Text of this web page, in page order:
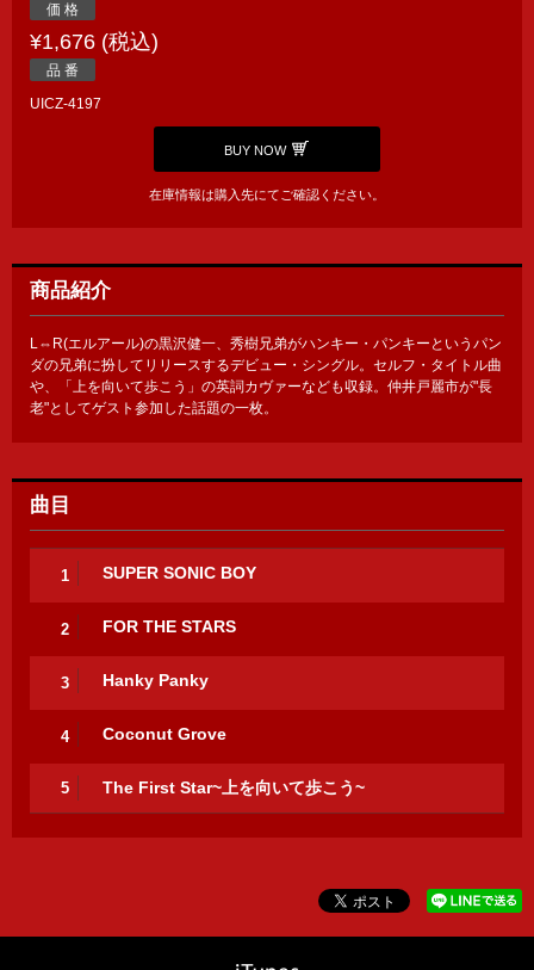
価 格
¥1,676 (税込)
品 番
UICZ-4197
BUY NOW
在庫情報は購入先にてご確認ください。
商品紹介
L⇔R(エルアール)の黒沢健一、秀樹兄弟がハンキー・パンキーというパン
ダの兄弟に扮してリリースするデビュー・シングル。セルフ・タイトル曲
や、「上を向いて歩こう」の英詞カヴァーなども収録。仲井戸麗市が"長
老"としてゲスト参加した話題の一枚。
曲目
1 SUPER SONIC BOY
2 FOR THE STARS
3 Hanky Panky
4 Coconut Grove
5 The First Star~上を向いて歩こう~